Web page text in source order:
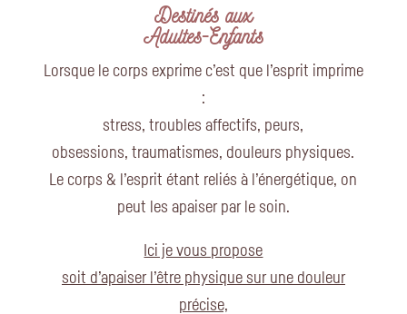
Destinés aux
Adultes-Enfants
Lorsque le corps exprime c’est que l’esprit imprime
:
stress, troubles affectifs, peurs,
obsessions, traumatismes, douleurs physiques.
Le corps & l’esprit étant reliés à l’énergétique, on
peut les apaiser par le soin.
Ici je vous propose
soit d’apaiser l’être physique sur une douleur
précise,